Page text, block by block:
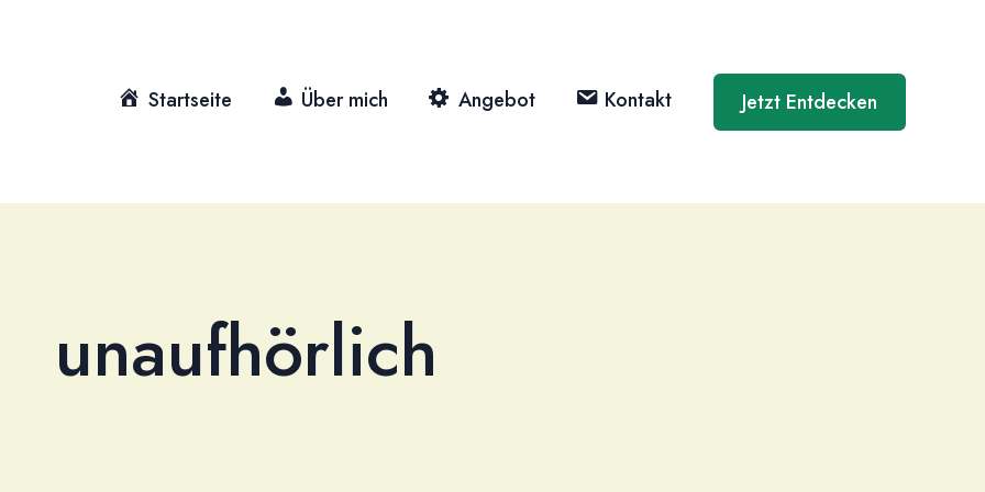
Startseite
Über mich Angebot Kontakt Jetzt Entdecken
unaufhörlich